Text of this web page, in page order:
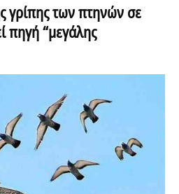
γρίπης των πτηνών σε
πηγή “μεγάλης